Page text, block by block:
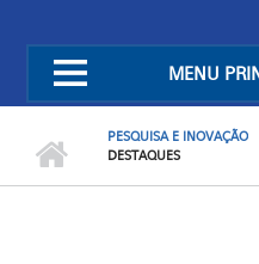
MENU
PESQUISA E INOVAÇÃO
DESTAQUES